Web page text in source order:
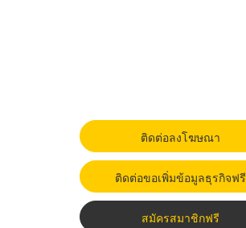
ติดต่อลงโฆษณา
ติดต่อขอเพิ่มข้อมูลธุรกิจฟรี
สมัครสมาชิกฟรี